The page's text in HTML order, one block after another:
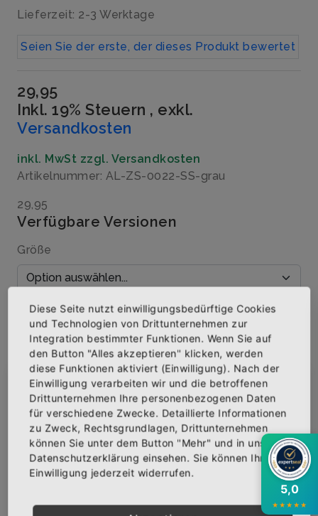
Lieferzeit: 2-3 Werktage
Seien Sie der erste, der dieses Produkt bewertet
29,95
Inkl. 19% Steuern , exkl.
Versandkosten
inkl. MwSt zzgl. Versandkosten
Artikelnummer: AL-ZS-0022-SS-grau
29,95
Verfügbare Versionen
Größe
Menge
IN DEN WARENKORB
AUF DIE WUNSCHLISTE
Abonniere jetzt unseren Newsletter
Bekomme die aktuellsten News über neue
Produkte und zudem einen 10% Gutschein für
deine nächste Bestellung.
Diese Seite nutzt einwilligungsbedürftige Cookies
und Technologien von Drittunternehmen zur
Integration bestimmter Funktionen. Wenn Sie auf
den Button "Alles akzeptieren" klicken, werden
diese Funktionen aktiviert (Einwilligung). Nach der
Einwilligung verarbeiten wir und die betroffenen
Drittunternehmen Ihre personenbezogenen Daten
für verschiedene Zwecke. Detaillierte Informationen
zu Zweck, Rechtsgrundlagen, Drittunternehmen
können Sie unter dem Button "Mehr" und in unserer
Datenschutzerklärung einsehen. Sie können Ihre
Einwilligung jederzeit widerrufen.
5,0
★★★★★